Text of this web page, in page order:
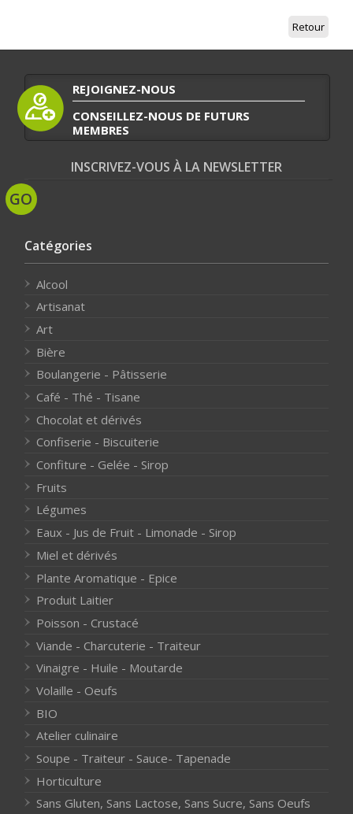
Retour
REJOIGNEZ-NOUS
CONSEILLEZ-NOUS DE FUTURS
MEMBRES
INSCRIVEZ-VOUS À LA NEWSLETTER
Catégories
Alcool
Artisanat
Art
Bière
Boulangerie - Pâtisserie
Café - Thé - Tisane
Chocolat et dérivés
Confiserie - Biscuiterie
Confiture - Gelée - Sirop
Fruits
Légumes
Eaux - Jus de Fruit - Limonade - Sirop
Miel et dérivés
Plante Aromatique - Epice
Produit Laitier
Poisson - Crustacé
Viande - Charcuterie - Traiteur
Vinaigre - Huile - Moutarde
Volaille - Oeufs
BIO
Atelier culinaire
Soupe - Traiteur - Sauce- Tapenade
Horticulture
Sans Gluten, Sans Lactose, Sans Sucre, Sans Oeufs